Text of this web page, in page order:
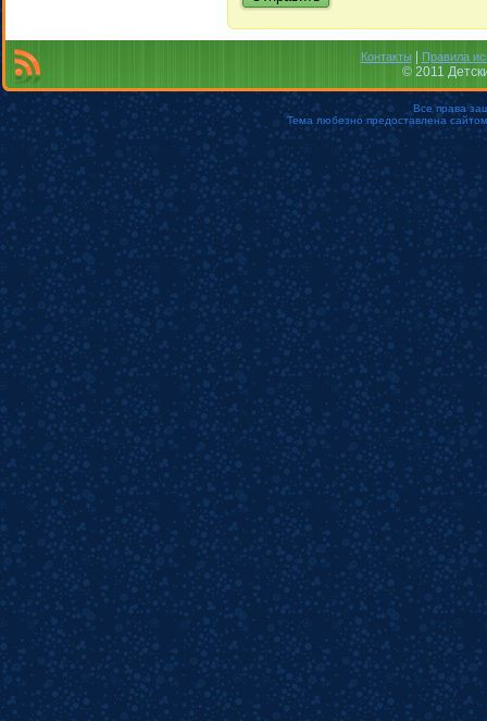
Контакты| Правила
© 2011
Все права
Тема любезно предоставлена